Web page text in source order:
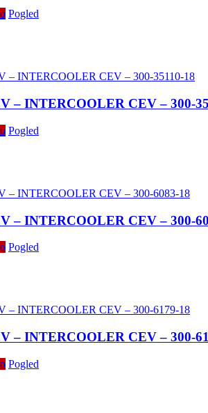
Pogled
– INTERCOOLER CEV – 300-
Pogled
– INTERCOOLER CEV – 300-
Pogled
– INTERCOOLER CEV – 300-
Pogled